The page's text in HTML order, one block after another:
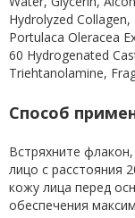
Hydrolyzed
Portulaca Oleracea
60 Hydrogenated
Triehtanolamine,
Способ
Встряхните
лицо с расстояния
кожу лица перед
обеспечения